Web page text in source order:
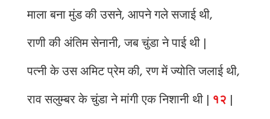
माला बना मुंड की उसने, आपने गले सजाई थी,
राणी की अंतिम सेनानी, जब चुंडा ने पाई थी |
पत्नी के उस अमिट प्रेम की, रण में ज्योति जलाई थी,
राव सलुम्बर के चुंडा ने मांगी एक निशानी थी | १२ |